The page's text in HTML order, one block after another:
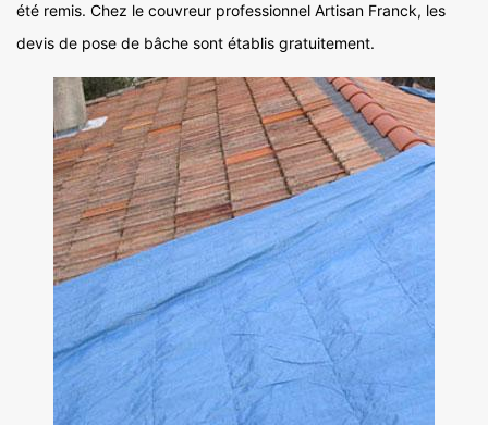
été remis. Chez le couvreur professionnel Artisan Franck, les
devis de pose de bâche sont établis gratuitement.